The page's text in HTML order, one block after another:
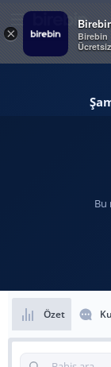
×
Birebin
Bu
Özet